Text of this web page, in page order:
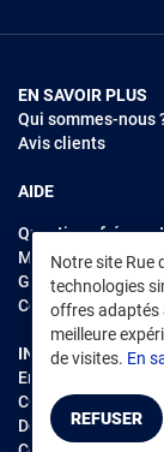
Notre site Rue
technologies
offres adaptés
meilleure
de visites. En
REFUSER
EN SAVOIR PLUS
Qui sommes-nous
Avis clients
AIDE
Questions
Modes de
Garantie et retours
Contacter Rue du
INFORMATIONS
Environnement
CGV /CGU
Données